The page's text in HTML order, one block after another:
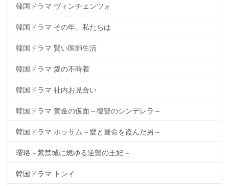
韓国ドラマ ヴィンチェンツォ
韓国ドラマ その年、私たちは
韓国ドラマ 賢い医師生活
韓国ドラマ 愛の不時着
韓国ドラマ 社内お見合い
韓国ドラマ 黄金の仮面～復讐のシンデレラ～
韓国ドラマ ポッサム～愛と運命を盗んだ男～
瓔珞～紫禁城に燃ゆる逆襲の王妃～
韓国ドラマ トンイ